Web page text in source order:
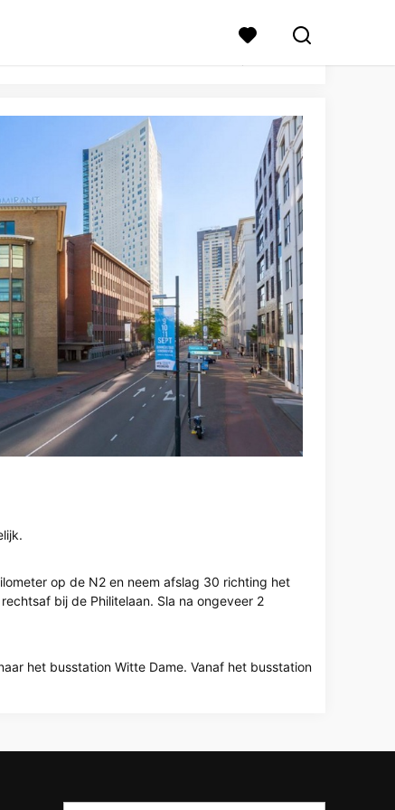
op de N2 en neem afslag 30 richting het
bij de Philitelaan. Sla na ongeveer 2
het busstation Witte Dame. Vanaf het busstation